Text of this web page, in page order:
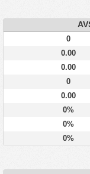
0
0.00
0.00
0
0.00
0%
0%
0%